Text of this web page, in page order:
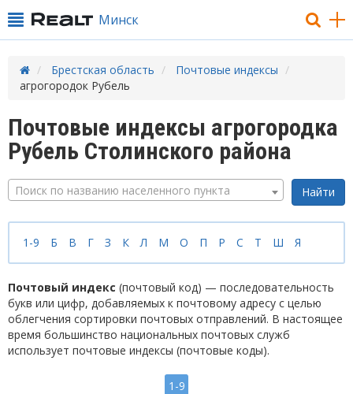
Минск
Брестская область
Почтовые индексы
агрогородок Рубель
Почтовые индексы агрогородка
Рубель Столинского района
Поиск по названию населенного пункта
1-9 Б В Г З К Л М О П Р С Т Ш Я
Почтовый индекс (почтовый код) — последовательность
букв или цифр, добавляемых к почтовому адресу с целью
облегчения сортировки почтовых отправлений. В настоящее
время большинство национальных почтовых служб
использует почтовые индексы (почтовые коды).
1-9